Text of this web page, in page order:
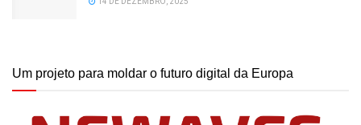
Um projeto para moldar o futuro digital da Europa